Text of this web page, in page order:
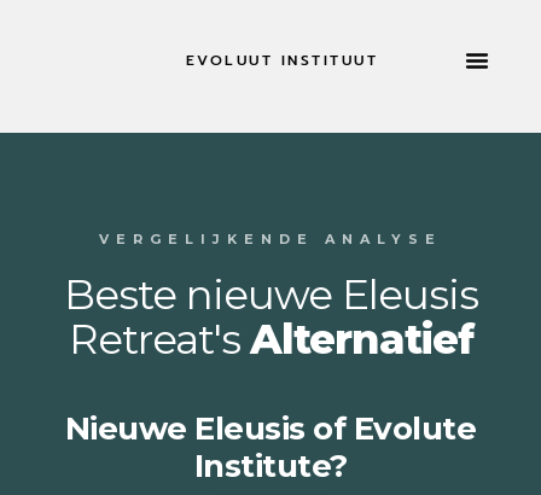
EVOLUUT INSTITUUT
VERGELIJKENDE ANALYSE
Beste nieuwe Eleusis
Retreat'sAlternatief
Nieuwe Eleusis of Evolute
Institute?